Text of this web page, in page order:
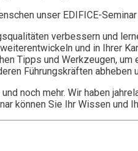
unser EDIFICE-
verbessern und
und in Ihrer
Tipps und Werkzeugen,
Führungskräften
noch mehr. Wir haben
können Sie Ihr Wissen